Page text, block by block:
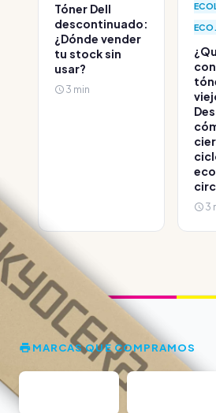
Tóner Dell
descontinuado:
¿Dónde vender
tu stock sin
usar?
3 min
3
MARCAS QUE COMPRAMOS